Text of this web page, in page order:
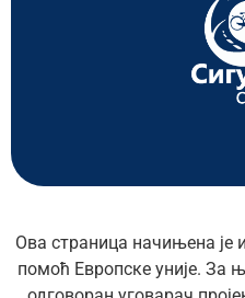
Ова страница начињена је
помоћ Европске уније. За